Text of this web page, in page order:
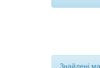
Знайдені